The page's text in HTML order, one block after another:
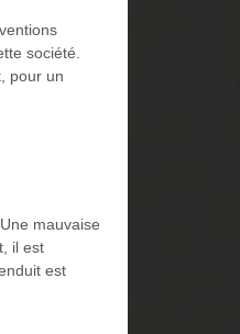
société.
pour un
mauvaise
il est
est